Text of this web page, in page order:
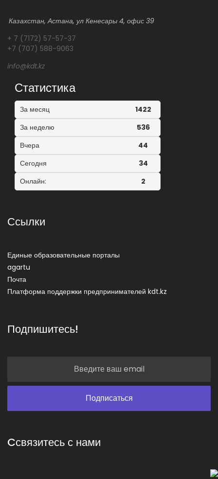
Казахстан, Астана, ул Кенесары 4, офис 39
+ 7 (7172) 57-57-37
+7 (707) 588-9063
info@kdt.kz
Статистика
За месяц
1422
За неделю
536
Вчера
44
Сегодня
34
Онлайн:
2
Ссылки
Единые образовательные порталы
agartu
Почта
Платформа поддержки предпринимателей kdt.kz
Подпишитесь!
Cсвязитесь с нами